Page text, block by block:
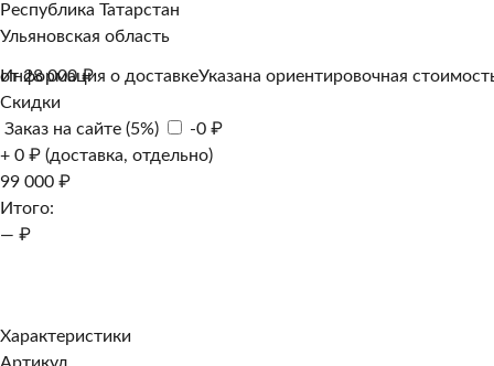
Республика Татарстан
Ульяновская область
Информация о доставкеУказана ориентировочная
от 28 000 ₽
Скидки
Заказ на сайте (5%)
-0 ₽
+ 0 ₽ (доставка, отдельно)
99 000 ₽
Итого:
— ₽
Характеристики